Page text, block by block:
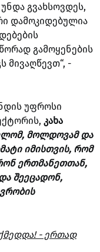
გვახსოვდეს,
დამოკიდებულია
გამოყენების
მივაღწევთ“, -
უფროსი
კახა
მოლდოვამ და
იმისთვის, რომ
ერთმანეთთან,
შეეცადონ,
- ერთად